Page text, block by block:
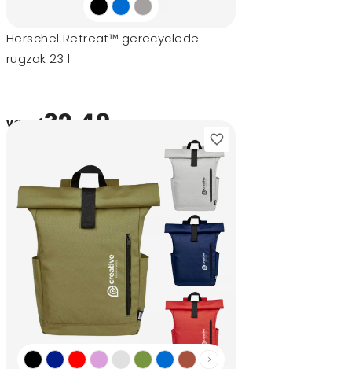
Herschel Retreat™ gerecyclede
rugzak 23 l
vanaf32,49